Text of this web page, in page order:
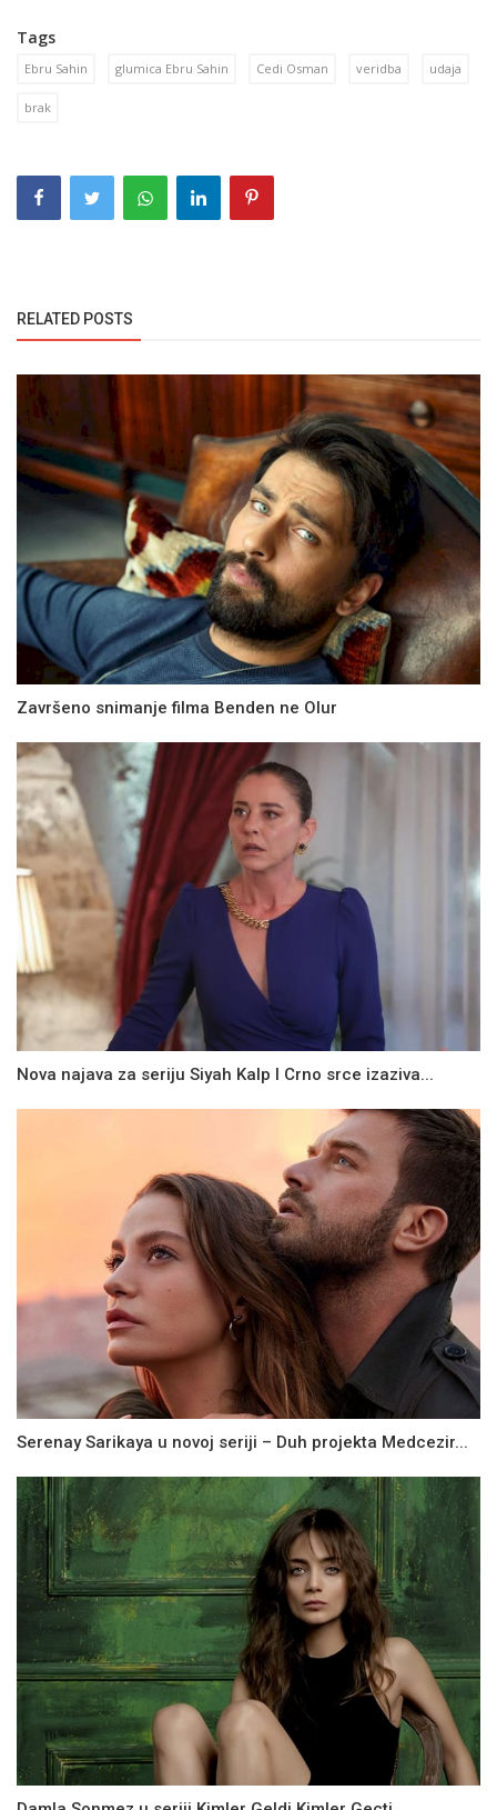
Tags
Ebru Sahin glumica Ebru Sahin Cedi Osman veridba udaja
brak
RELATED POSTS
Završeno snimanje filma Benden ne Olur
Nova najava za seriju Siyah Kalp I Crno srce izaziva...
Serenay Sarikaya u novoj seriji – Duh projekta Medcezir...